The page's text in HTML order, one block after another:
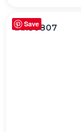
Save